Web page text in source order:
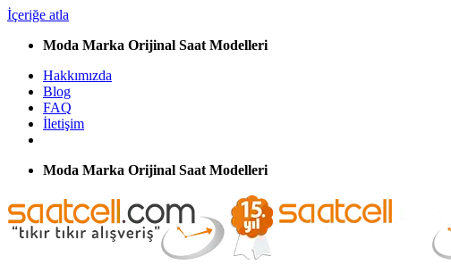
İçeriğe atla
Moda Marka Orijinal Saat Modelleri
Hakkımızda
Blog
FAQ
İletişim
Moda Marka Orijinal Saat Modelleri